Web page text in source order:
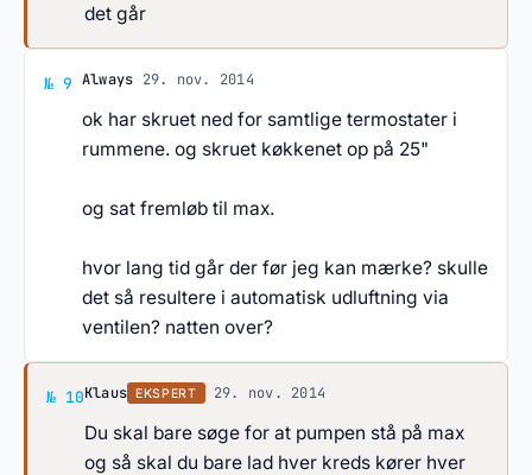
det går
№ 9 Svar af Always
Always· 29. nov. 2014
ok har skruet ned for samtlige termostater i
rummene. og skruet køkkenet op på 25"
og sat fremløb til max.
hvor lang tid går der før jeg kan mærke? skulle
det så resultere i automatisk udluftning via
ventilen? natten over?
№ 10Svar af Klaus
Klaus EKSPERT 29. nov. 2014
Du skal bare søge for at pumpen stå på max
og så skal du bare lad hver kreds kører hver